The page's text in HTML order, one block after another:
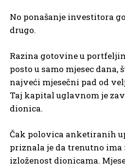
No ponašanje investitora
drugo.
Razina gotovine u
posto u samo mjesec dana,
najveći mjesečni pad od
Taj kapital uglavnom je
dionica.
Čak polovica anketiranih
priznala je da trenutno ima
izloženost dionicama.